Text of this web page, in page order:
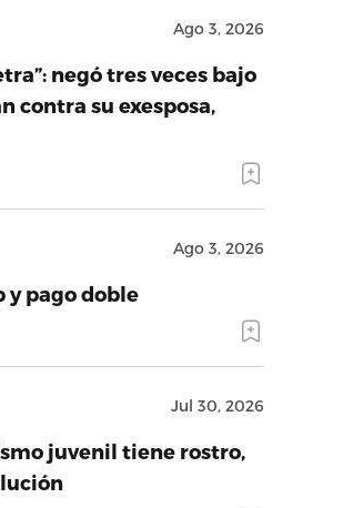
Ago 3, 2026
negó tres veces bajo
contra su exesposa,
Ago 3, 2026
y pago doble
Jul 30, 2026
juvenil tiene rostro,